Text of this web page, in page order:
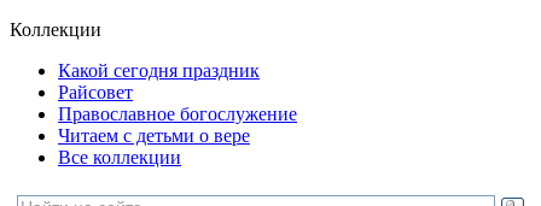
Коллекции
Какой сегодня праздник
Райсовет
Православное богослужение
Читаем с детьми о вере
Все коллекции